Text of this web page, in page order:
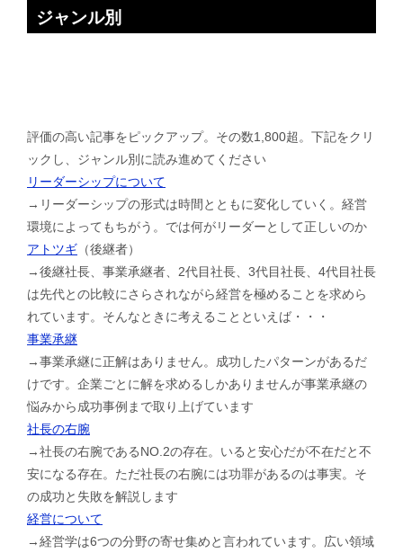
ジャンル別
評価の高い記事をピックアップ。その数1,800超。下記をクリ
ックし、ジャンル別に読み進めてください
リーダーシップについて
→リーダーシップの形式は時間とともに変化していく。経営
環境によってもちがう。では何がリーダーとして正しいのか
アトツギ （後継者）
→後継社長、事業承継者、2代目社長、3代目社長、4代目社長
は先代との比較にさらされながら経営を極めることを求めら
れています。そんなときに考えることといえば・・・
事業承継
→事業承継に正解はありません。成功したパターンがあるだ
けです。企業ごとに解を求めるしかありませんが事業承継の
悩みから成功事例まで取り上げています
社長の右腕
→社長の右腕であるNO.2の存在。いると安心だが不在だと不
安になる存在。ただ社長の右腕には功罪があるのは事実。そ
の成功と失敗を解説します
経営について
→経営学は6つの分野の寄せ集めと言われています。広い領域